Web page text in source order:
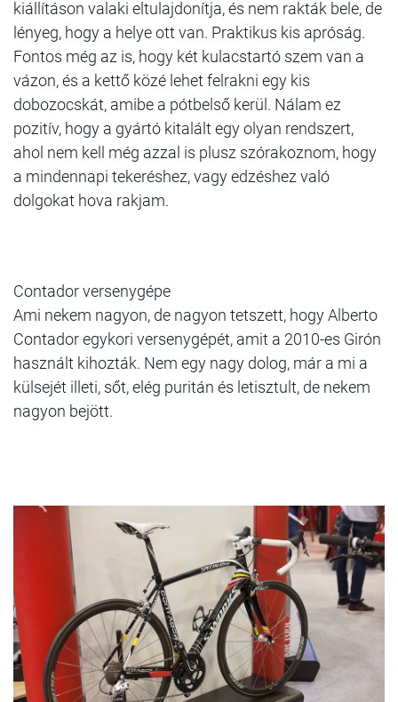
kiállításon valaki eltulajdonítja, és nem rakták bele, de
lényeg, hogy a helye ott van. Praktikus kis apróság.
Fontos még az is, hogy két kulacstartó szem van a
vázon, és a kettő közé lehet felrakni egy kis
dobozocskát, amibe a pótbelső kerül. Nálam ez
pozitív, hogy a gyártó kitalált egy olyan rendszert,
ahol nem kell még azzal is plusz szórakoznom, hogy
a mindennapi tekeréshez, vagy edzéshez való
dolgokat hova rakjam.
Contador versenygépe
Ami nekem nagyon, de nagyon tetszett, hogy Alberto
Contador egykori versenygépét, amit a 2010-es Girón
használt kihozták. Nem egy nagy dolog, már a mi a
külsejét illeti, sőt, elég puritán és letisztult, de nekem
nagyon bejött.